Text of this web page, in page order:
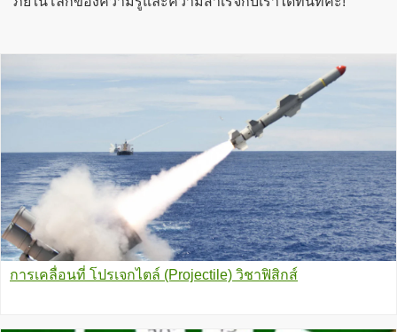
การเคลื่อนที่ โปรเจกไตล์ (Projectile) วิชาฟิสิกส์